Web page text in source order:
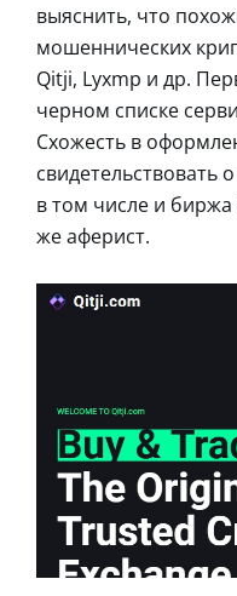
выяснить, что
мошеннических
Qitji, Lyxmp и др.
черном списке
Схожесть в
свидетельствовать
в том числе и
же аферист.